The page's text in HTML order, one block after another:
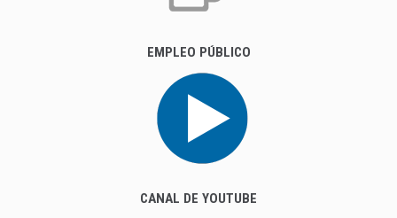
EMPLEO PÚBLICO
CANAL DE YOUTUBE